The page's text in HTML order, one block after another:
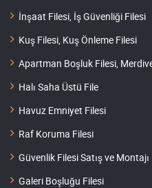
İnşaat Filesi, İş Güvenliği Filesi
Kuş Filesi, Kuş Önleme Filesi
Apartman Boşluk Filesi,
Halı Saha Üstü File
Havuz Emniyet Filesi
Raf Koruma Filesi
Güvenlik Filesi Satış ve
Galeri Boşluğu Filesi